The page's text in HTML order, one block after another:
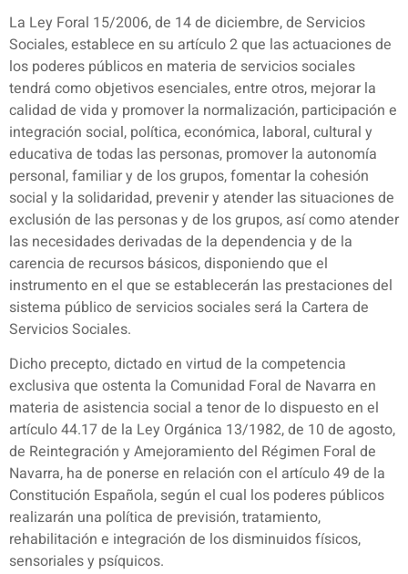
La Ley Foral 15/2006, de 14 de diciembre, de Servicios
Sociales, establece en su artículo 2 que las actuaciones de
los poderes públicos en materia de servicios sociales
tendrá como objetivos esenciales, entre otros, mejorar la
calidad de vida y promover la normalización, participación e
integración social, política, económica, laboral, cultural y
educativa de todas las personas, promover la autonomía
personal, familiar y de los grupos, fomentar la cohesión
social y la solidaridad, prevenir y atender las situaciones de
exclusión de las personas y de los grupos, así como atender
las necesidades derivadas de la dependencia y de la
carencia de recursos básicos, disponiendo que el
instrumento en el que se establecerán las prestaciones del
sistema público de servicios sociales será la Cartera de
Servicios Sociales.
Dicho precepto, dictado en virtud de la competencia
exclusiva que ostenta la Comunidad Foral de Navarra en
materia de asistencia social a tenor de lo dispuesto en el
artículo 44.17 de la Ley Orgánica 13/1982, de 10 de agosto,
de Reintegración y Amejoramiento del Régimen Foral de
Navarra, ha de ponerse en relación con el artículo 49 de la
Constitución Española, según el cual los poderes públicos
realizarán una política de previsión, tratamiento,
rehabilitación e integración de los disminuidos físicos,
sensoriales y psíquicos.